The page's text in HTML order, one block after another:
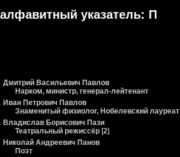
алфавитный указатель: П
Дмитрий Васильевич Павлов
Нарком, министр, генерал-лейтенант
Иван Петрович Павлов
Знаменитый физиолог, Нобелевский лауреат
Владислав Борисович Пази
Театральный режиссёр [2]
Николай Андреевич Панов
Поэт